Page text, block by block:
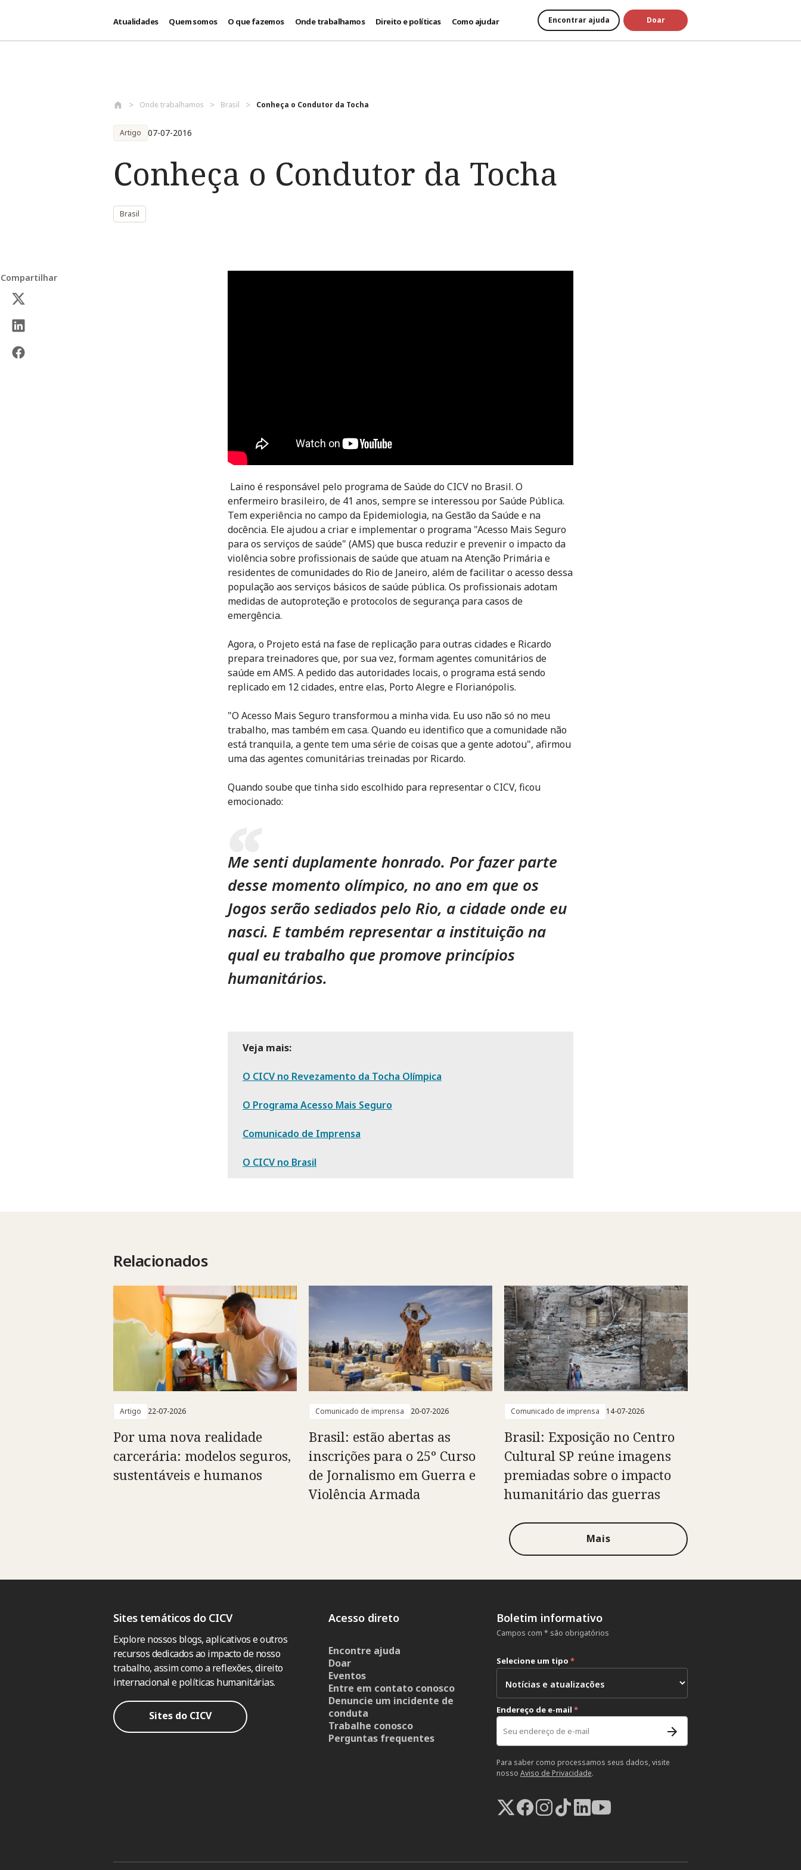
Atualidades Quem somos O que fazemos Onde trabalhamos Direito e políticas Como ajudar Encontrar ajuda Doar
Onde trabalhamos Brasil Conheça o Condutor da Tocha
Artigo 07-07-2016
Conheça o Condutor da Tocha
Brasil
Compartilhar
Laino é responsável pelo programa de Saúde do CICV no Brasil. O
enfermeiro brasileiro, de 41 anos, sempre se interessou por Saúde Pública.
Tem experiência no campo da Epidemiologia, na Gestão da Saúde e na
docência. Ele ajudou a criar e implementar o programa "Acesso Mais Seguro
para os serviços de saúde" (AMS)que busca reduzir e prevenir o impacto da
violência sobre profissionais de saúde que atuam na Atenção Primária e
residentes de comunidades do Rio de Janeiro, além de facilitar o acesso dessa
população aos serviços básicos de saúde pública. Os profissionais adotam
medidas de autoproteção e protocolos de segurança para casos de
emergência.
Agora, o Projeto está na fase de replicação para outras cidades e Ricardo
prepara treinadores que, por sua vez, formam agentes comunitários de
saúde em AMS. A pedido das autoridades locais, o programa está sendo
replicado em 12 cidades, entre elas, Porto Alegre e Florianópolis.
"O Acesso Mais Seguro transformou a minha vida. Eu uso não só no meu
trabalho, mas também em casa. Quando eu identifico que a comunidade não
está tranquila, a gente tem uma série de coisas que a gente adotou", afirmou
uma das agentes comunitárias treinadas por Ricardo.
Quando soube que tinha sido escolhido para representar o CICV, ficou
emocionado:
Me senti duplamente honrado. Por fazer parte
desse momento olímpico, no ano em que os
Jogos serão sediados pelo Rio, a cidade onde eu
nasci. E também representar a instituição na
qual eu trabalho que promove princípios
humanitários.
Veja mais:
O CICV no Revezamento da Tocha Olímpica
O Programa Acesso Mais Seguro
Comunicado de Imprensa
O CICV no Brasil
Relacionados
Artigo 22-07-2026
Por uma nova realidade
carcerária: modelos seguros,
sustentáveis e humanos
Comunicado de imprensa 20-07-2026
Brasil: estão abertas as
inscrições para o 25º Curso
de Jornalismo em Guerra e
Violência Armada
Comunicado de imprensa 14-07-2026
Brasil: Exposição no Centro
Cultural SP reúne imagens
premiadas sobre o impacto
humanitário das guerras
Mais
Sites temáticos do CICV
Explore nossos blogs, aplicativos e outros
recursos dedicados ao impacto de nosso
trabalho, assim como a reflexões, direito
internacional e políticas humanitárias.
Sites do CICV
Acesso direto
Encontre ajuda
Doar
Eventos
Entre em contato conosco
Denuncie um incidente de
conduta
Trabalhe conosco
Perguntas frequentes
Boletim informativo
Campos com * são obrigatórios
Selecione um tipo *
Endereço de e-mail *
Para saber como processamos seus dados, visite
nosso Aviso de Privacidade.